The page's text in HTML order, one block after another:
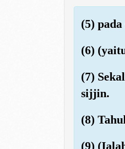
(5)
(6)
(7)
sijjin.
(8)
(9)